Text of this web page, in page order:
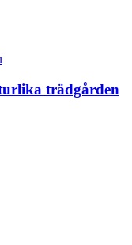
trädgården